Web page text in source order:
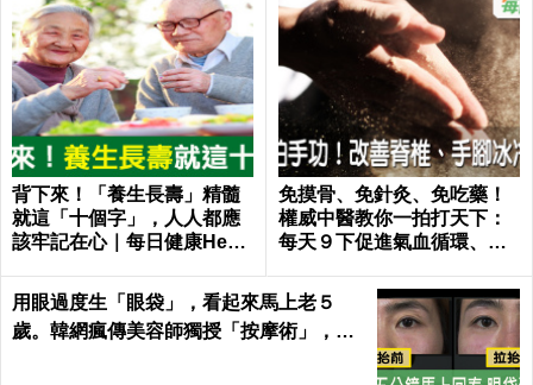
背下來！「養生長壽」精髓
就這「十個字」，人人都應
該牢記在心｜每日健康Healt
免摸骨、免針灸、免吃藥！
權威中醫教你一拍打天下：
每天９下促進氣血循環、活
用眼過度生「眼袋」，看起來馬上老５
歲。韓網瘋傳美容師獨授「按摩術」，五